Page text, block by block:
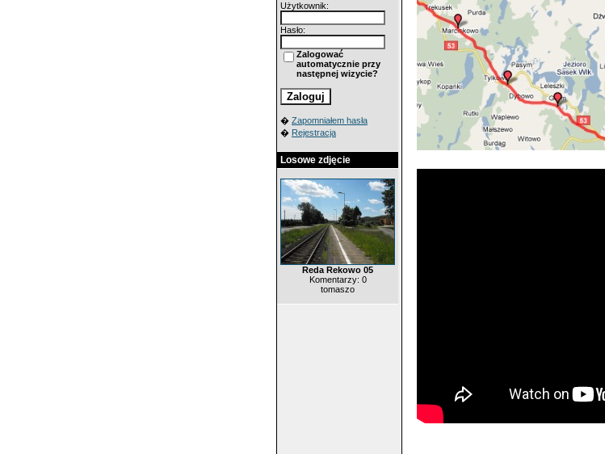
Użytkownik:
Hasło:
Zalogować
automatycznie przy
następnej wizycie?
� Zapomniałem hasła
� Rejestracja
Losowe zdjęcie
Reda Rekowo 05
Komentarzy: 0
tomaszo